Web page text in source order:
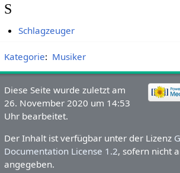
S
Schlagzeuger
Kategorie: Musiker
Diese Seite wurde zuletzt am
26. November 2020 um 14:53
Uhr bearbeitet.
Der Inhalt ist verfügbar unter der Lizenz
Documentation License 1.2, sofern nicht
angegeben.